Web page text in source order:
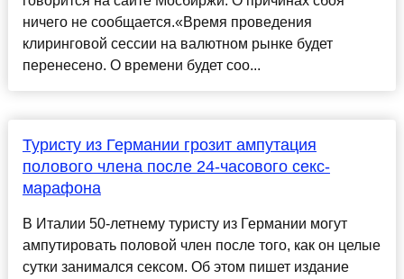
ничего не сообщается.«Время проведения
клиринговой сессии на валютном рынке будет
перенесено. О времени будет соо...
Туристу из Германии грозит ампутация
полового члена после 24-часового секс-
марафона
В Италии 50-летнему туристу из Германии могут
ампутировать половой член после того, как он целые
сутки занимался сексом. Об этом пишет издание